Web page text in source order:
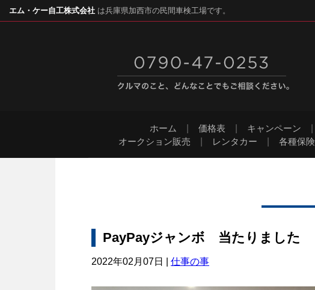
エム・ケー自工株式会社 は兵庫県加西市の民間車検工場です。
ホーム 価格表 キャンペーン
オークション販売
レンタカー 各種保険
PayPayジャンボ 当たりました
2022年02月07日 | 仕事の事